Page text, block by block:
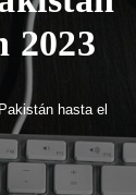
2023
hasta el